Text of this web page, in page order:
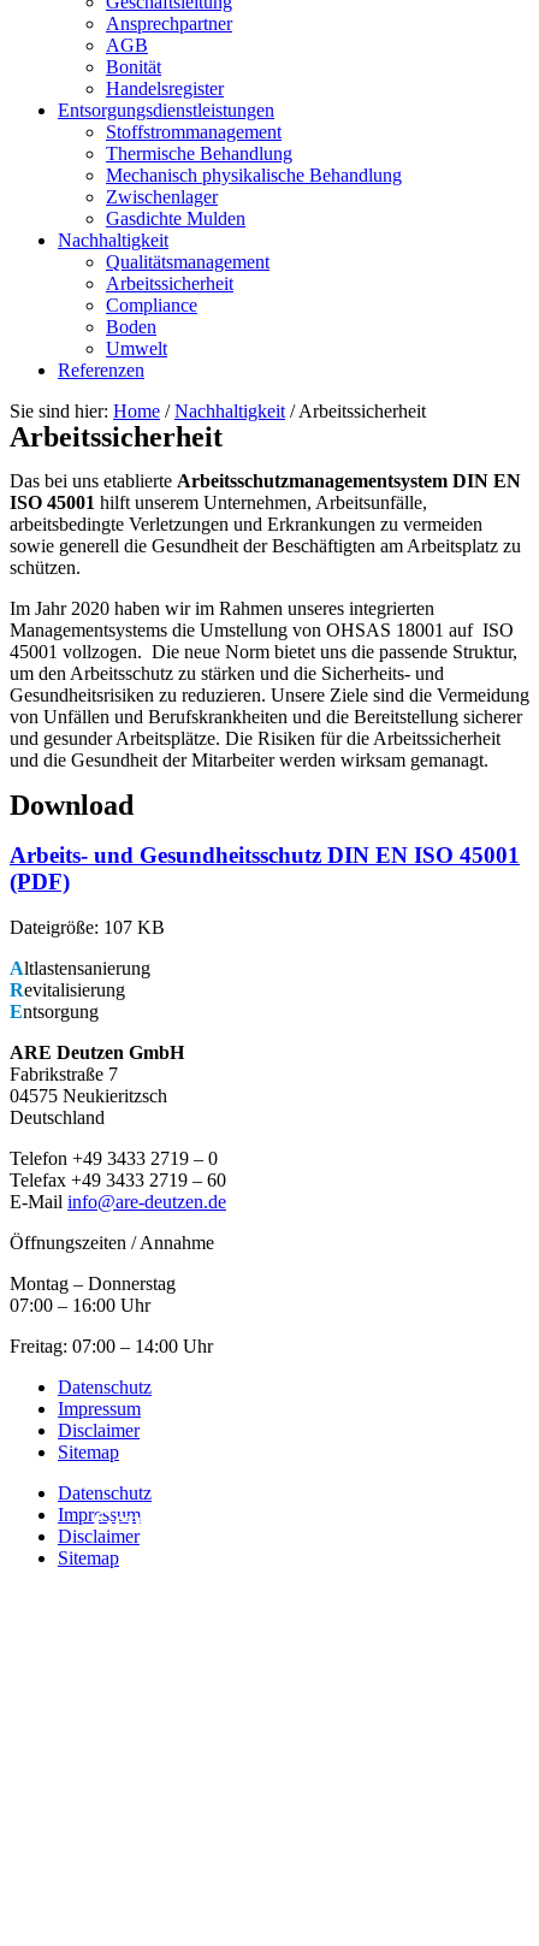
Ansprechpartner
AGB
Bonität
Handelsregister
Entsorgungsdienstleistungen
Stoffstrommanagement
Thermische Behandlung
Mechanisch physikalische Behandlung
Zwischenlager
Gasdichte Mulden
Nachhaltigkeit
Qualitätsmanagement
Arbeitssicherheit
Compliance
Boden
Umwelt
Referenzen
Sie sind hier: Home /Nachhaltigkeit /Arbeitssicherheit
Generell Gesundheit schützen
Arbeitssicherheit
Das bei uns etablierte Arbeitsschutzmanagementsystem DIN EN
ISO 45001 hilft unserem Unternehmen, Arbeitsunfälle,
arbeitsbedingte Verletzungen und Erkrankungen zu vermeiden
sowie generell die Gesundheit der Beschäftigten am Arbeitsplatz zu
schützen.
Im Jahr 2020 haben wir im Rahmen unseres integrierten
Managementsystems die Umstellung von OHSAS 18001 auf ISO
45001 vollzogen. Die neue Norm bietet uns die passende Struktur,
um den Arbeitsschutz zu stärken und die Sicherheits- und
Gesundheitsrisiken zu reduzieren. Unsere Ziele sind die Vermeidung
von Unfällen und Berufskrankheiten und die Bereitstellung sicherer
und gesunder Arbeitsplätze. Die Risiken für die Arbeitssicherheit
und die Gesundheit der Mitarbeiter werden wirksam gemanagt.
Download
Arbeits- und Gesund­heitsschutz DIN EN ISO 45001
(PDF)
Dateigröße: 107 KB
Altlastensanierung
Revitalisierung
Entsorgung
ARE Deutzen GmbH
Fabrikstraße 7
04575 Neukieritzsch
Deutschland
Telefon +49 3433 2719 – 0
Telefax +49 3433 2719 – 60
E-Mail info@are-deutzen.de
Öffnungszeiten / Annahme
Montag – Donnerstag
07:00 – 16:00 Uhr
Freitag: 07:00 – 14:00 Uhr
Datenschutz
Impressum
Disclaimer
Sitemap
Datenschutz
Impressum
Disclaimer
Sitemap